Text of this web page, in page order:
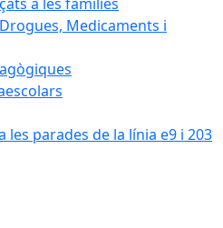
Medicaments i
les parades de la línia e9 i 203